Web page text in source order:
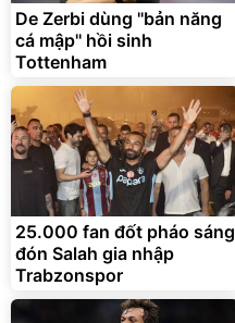
325.000đ
Đã bán nhiều
De Zerbi dùng ''bản năng
cá mập'' hồi sinh
Tottenham
25.000 fan đốt pháo sáng
đón Salah gia nhập
Trabzonspor